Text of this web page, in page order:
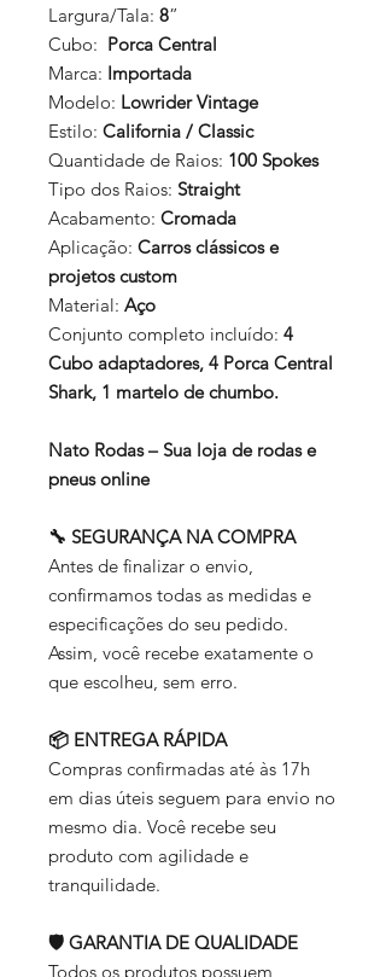
Largura/Tala: 8”
Cubo: Porca Central
Marca: Importada
Modelo: Lowrider Vintage
Estilo: California / Classic
Quantidade de Raios: 100 Spokes
Tipo dos Raios: Straight
Acabamento: Cromada
Aplicação: Carros clássicos e
projetos custom
Material: Aço
Conjunto completo incluído: 4
Cubo adaptadores, 4 Porca Central
Shark, 1 martelo de chumbo.
Nato Rodas – Sua loja de rodas e
pneus online
🔧 SEGURANÇA NA COMPRA
Antes de finalizar o envio,
confirmamos todas as medidas e
especificações do seu pedido.
Assim, você recebe exatamente o
que escolheu, sem erro.
📦 ENTREGA RÁPIDA
Compras confirmadas até às 17h
em dias úteis seguem para envio no
mesmo dia. Você recebe seu
produto com agilidade e
tranquilidade.
🛡️ GARANTIA DE QUALIDADE
Todos os produtos possuem